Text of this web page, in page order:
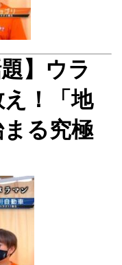
】ウラ
！「地
る究極